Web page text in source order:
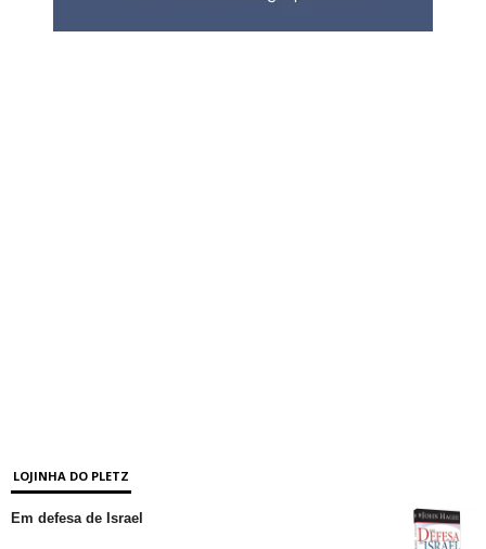
LOJINHA DO PLETZ
Em defesa de Israel